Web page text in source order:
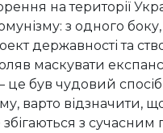
на території
з одного
державності та
маскувати
був чудовий спосіб
варто відзначити,
з